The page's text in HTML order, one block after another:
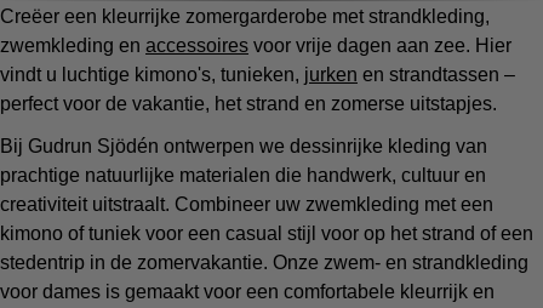
Creëer een kleurrijke zomergarderobe met strandkleding,
zwemkleding en accessoires voor vrije dagen aan zee. Hier
vindt u luchtige kimono's, tunieken, jurken en strandtassen –
perfect voor de vakantie, het strand en zomerse uitstapjes.
Bij Gudrun Sjödén ontwerpen we dessinrijke kleding van
prachtige natuurlijke materialen die handwerk, cultuur en
creativiteit uitstraalt. Combineer uw zwemkleding met een
kimono of tuniek voor een casual stijl voor op het strand of een
stedentrip in de zomervakantie. Onze zwem- en strandkleding
voor dames is gemaakt voor een comfortabele kleurrijk en